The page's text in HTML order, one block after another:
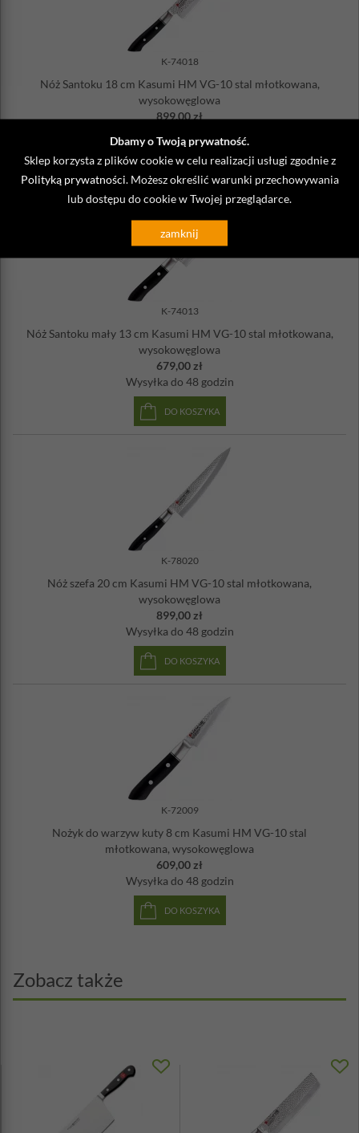
Dbamy o Twoją prywatność.
Sklep korzysta z plików cookie w celu realizacji usługi zgodnie z
Polityką prywatności . Możesz określić warunki przechowywania
lub dostępu do cookie w Twojej przeglądarce.
zamknij
K-74018
Nóż Santoku 18 cm Kasumi HM VG-10 stal młotkowana,
wysokowęglowa
899,00 zł
DO KOSZYKA
K-74013
Nóż Santoku mały 13 cm Kasumi HM VG-10 stal młotkowana,
wysokowęglowa
679,00 zł
Wysyłka do 48 godzin
DO KOSZYKA
K-78020
Nóż szefa 20 cm Kasumi HM VG-10 stal młotkowana,
wysokowęglowa
899,00 zł
Wysyłka do 48 godzin
DO KOSZYKA
K-72009
Nożyk do warzyw kuty 8 cm Kasumi HM VG-10 stal
młotkowana, wysokowęglowa
609,00 zł
Wysyłka do 48 godzin
DO KOSZYKA
Zobacz także